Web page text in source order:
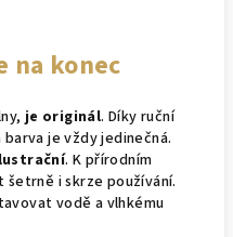
na konec
je originál. Díky ruční
je vždy jedinečná.
. K přírodním
i skrze používání.
vodě a vlhkému